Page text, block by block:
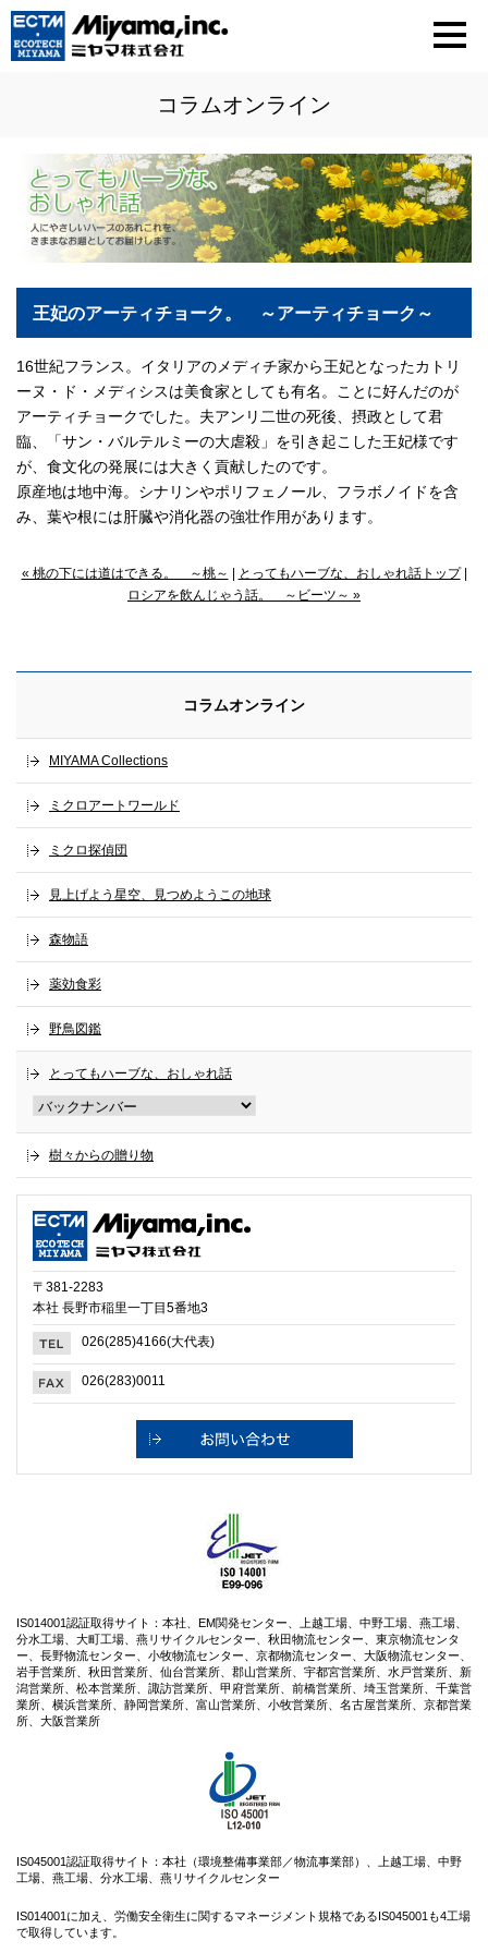
コラムオンライン
王妃のアーティチョーク。 ～アーティチョーク～
16世紀フランス。イタリアのメディチ家から王妃となったカトリ
ーヌ・ド・メディシスは美食家としても有名。ことに好んだのが
アーティチョークでした。夫アンリ二世の死後、摂政として君
臨、「サン・バルテルミーの大虐殺」を引き起こした王妃様です
が、食文化の発展には大きく貢献したのです。
原産地は地中海。シナリンやポリフェノール、フラボノイドを含
み、葉や根には肝臓や消化器の強壮作用があります。
« 桃の下には道はできる。 ～桃～ とってもハーブな、おしゃれ話トップ|
ロシアを飲んじゃう話。 ～ビーツ～ »
コラムオンライン
MIYAMA Collections
ミクロアートワールド
ミクロ探偵団
見上げよう星空、見つめようこの地球
森物語
薬効食彩
野鳥図鑑
とってもハーブな、おしゃれ話
樹々からの贈り物
〒381-2283
本社 長野市稲里一丁目5番地3
026(285)4166(大代表)
026(283)0011
IS014001認証取得サイト：本社、EM関発センター、上越工場、中野工場、燕工場、
分水工場、大町工場、燕リサイクルセンター、秋田物流センター、東京物流センタ
ー、長野物流センター、小牧物流センター、京都物流センター、大阪物流センター、
岩手営業所、秋田営業所、仙台営業所、郡山営業所、宇都宮営業所、水戸営業所、新
潟営業所、松本営業所、諏訪営業所、甲府営業所、前橋営業所、埼玉営業所、千葉営
業所、横浜営業所、静岡営業所、富山営業所、小牧営業所、名古屋営業所、京都営業
所、大阪営業所
IS045001認証取得サイト：本社（環境整備事業部／物流事業部）、上越工場、中野
工場、燕工場、分水工場、燕リサイクルセンター
IS014001に加え、労働安全衛生に関するマネージメント規格であるIS045001も4工場
で取得しています。